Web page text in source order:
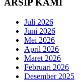
ARSIP KAMI
Juli 2026
Juni 2026
Mei 2026
April 2026
Maret 2026
Februari 2026
Desember 2025